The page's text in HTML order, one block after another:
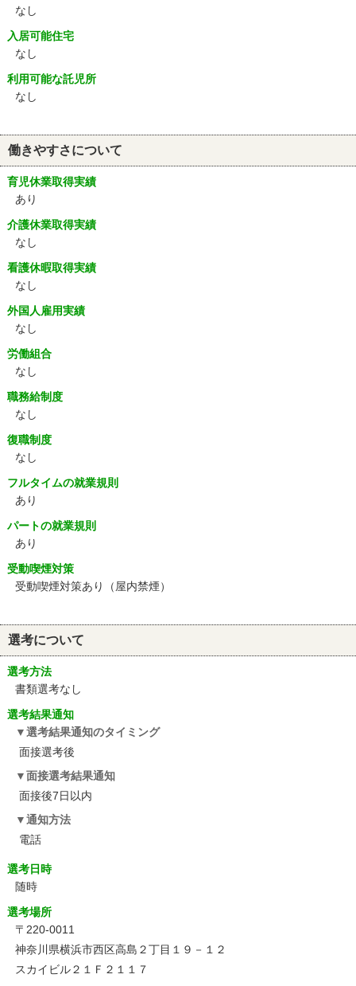
なし
入居可能住宅
なし
利用可能な託児所
なし
働きやすさについて
育児休業取得実績
あり
介護休業取得実績
なし
看護休暇取得実績
なし
外国人雇用実績
なし
労働組合
なし
職務給制度
なし
復職制度
なし
フルタイムの就業規則
あり
パートの就業規則
あり
受動喫煙対策
受動喫煙対策あり（屋内禁煙）
選考について
選考方法
書類選考なし
選考結果通知
選考結果通知のタイミング
面接選考後
面接選考結果通知
面接後7日以内
通知方法
電話
選考日時
随時
選考場所
〒220-0011
神奈川県横浜市西区高島２丁目１９－１２
スカイビル２１Ｆ２１１７